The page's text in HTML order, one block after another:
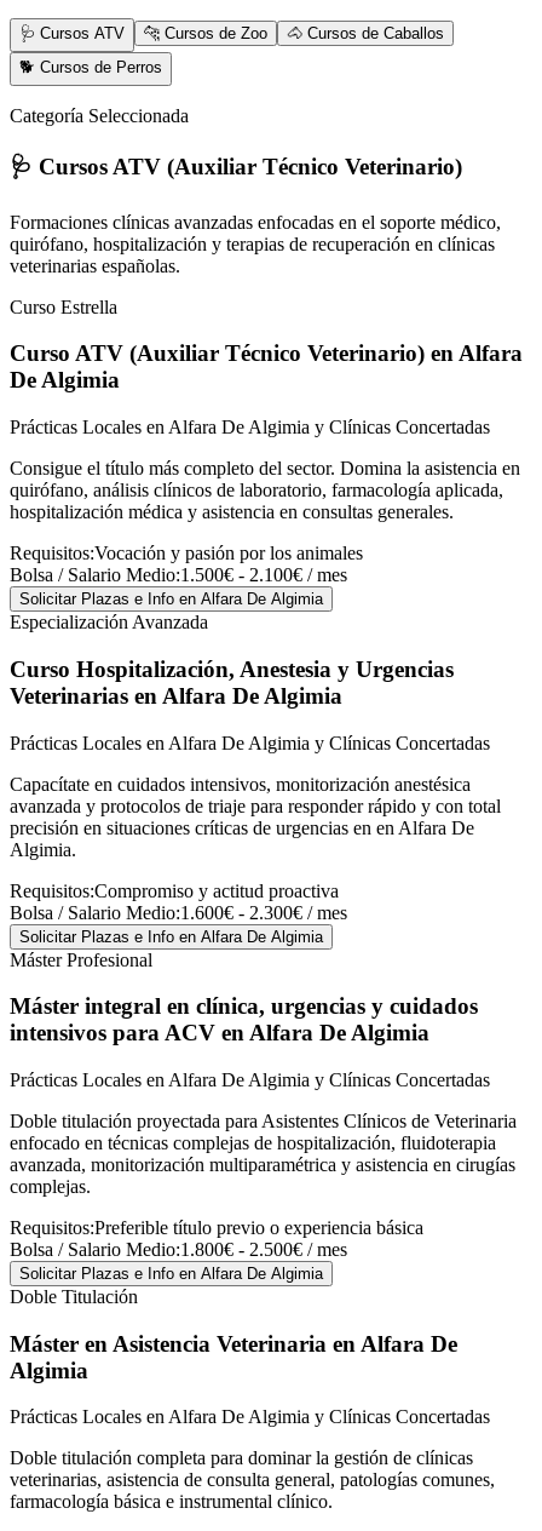
🩺 Cursos ATV 🐆 Cursos de Zoo
🐴 Cursos de Caballos
🐕 Cursos de Perros
Categoría Seleccionada
🩺 Cursos ATV (Auxiliar Técnico Veterinario)
Formaciones clínicas avanzadas enfocadas en el soporte médico,
quirófano, hospitalización y terapias de recuperación en clínicas
veterinarias españolas.
Curso Estrella
Curso ATV (Auxiliar Técnico Veterinario) en Alfara
De Algimia
Prácticas Locales en Alfara De Algimia y Clínicas Concertadas
Consigue el título más completo del sector. Domina la asistencia en
quirófano, análisis clínicos de laboratorio, farmacología aplicada,
hospitalización médica y asistencia en consultas generales.
Requisitos:Vocación y pasión por los animales
Bolsa / Salario Medio:1.500€ - 2.100€ / mes
Solicitar Plazas e Info en Alfara De Algimia
Especialización Avanzada
Curso Hospitalización, Anestesia y Urgencias
Veterinarias en Alfara De Algimia
Prácticas Locales en Alfara De Algimia y Clínicas Concertadas
Capacítate en cuidados intensivos, monitorización anestésica
avanzada y protocolos de triaje para responder rápido y con total
precisión en situaciones críticas de urgencias en en Alfara De
Algimia.
Requisitos:Compromiso y actitud proactiva
Bolsa / Salario Medio:1.600€ - 2.300€ / mes
Solicitar Plazas e Info en Alfara De Algimia
Máster Profesional
Máster integral en clínica, urgencias y cuidados
intensivos para ACV en Alfara De Algimia
Prácticas Locales en Alfara De Algimia y Clínicas Concertadas
Doble titulación proyectada para Asistentes Clínicos de Veterinaria
enfocado en técnicas complejas de hospitalización, fluidoterapia
avanzada, monitorización multiparamétrica y asistencia en cirugías
complejas.
Requisitos:Preferible título previo o experiencia básica
Bolsa / Salario Medio:1.800€ - 2.500€ / mes
Solicitar Plazas e Info en Alfara De Algimia
Doble Titulación
Máster en Asistencia Veterinaria en Alfara De
Algimia
Prácticas Locales en Alfara De Algimia y Clínicas Concertadas
Doble titulación completa para dominar la gestión de clínicas
veterinarias, asistencia de consulta general, patologías comunes,
farmacología básica e instrumental clínico.